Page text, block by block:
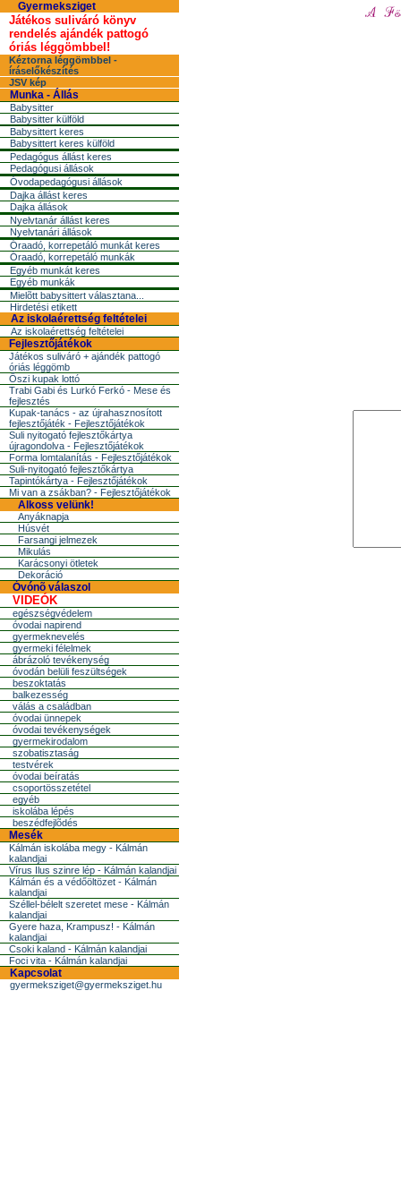
Gyermeksziget
Játékos suliváró könyv
rendelés ajándék pattogó
óriás léggömbbel!
Kéztorna léggömbbel -
íráselőkészítés
JSV kép
Munka - Állás
Babysitter
Babysitter külföld
Babysittert keres
Babysittert keres külföld
Pedagógus állást keres
Pedagógusi állások
Óvodapedagógusi állások
Dajka állást keres
Dajka állások
Nyelvtanár állást keres
Nyelvtanári állások
Óraadó, korrepetáló munkát keres
Óraadó, korrepetáló munkák
Egyéb munkát keres
Egyéb munkák
Mielõtt babysittert választana...
Hirdetési etikett
Az iskolaérettség feltételei
Az iskolaérettség feltételei
Fejlesztőjátékok
Játékos suliváró + ajándék pattogó
óriás léggömb
Őszi kupak lottó
Trabi Gabi és Lurkó Ferkó - Mese és
fejlesztés
Kupak-tanács - az újrahasznosított
fejlesztőjáték - Fejlesztőjátékok
Suli nyitogató fejlesztőkártya
újragondolva - Fejlesztőjátékok
Forma lomtalanítás - Fejlesztőjátékok
Suli-nyitogató fejlesztőkártya
Tapintókártya - Fejlesztőjátékok
Mi van a zsákban? - Fejlesztőjátékok
Alkoss velünk!
Anyáknapja
Húsvét
Farsangi jelmezek
Mikulás
Karácsonyi ötletek
Dekoráció
Óvónõ válaszol
VIDEÓK
egészségvédelem
óvodai napirend
gyermeknevelés
gyermeki félelmek
ábrázoló tevékenység
óvodán belüli feszültségek
beszoktatás
balkezesség
válás a családban
óvodai ünnepek
óvodai tevékenységek
gyermekirodalom
szobatisztaság
testvérek
óvodai beíratás
csoportösszetétel
egyéb
iskolába lépés
beszédfejlõdés
Mesék
Kálmán iskolába megy - Kálmán
kalandjai
Vírus Ilus szinre lép - Kálmán kalandjai
Kálmán és a védőöltözet - Kálmán
kalandjai
Széllel-bélelt szeretet mese - Kálmán
kalandjai
Gyere haza, Krampusz! - Kálmán
kalandjai
Csoki kaland - Kálmán kalandjai
Foci vita - Kálmán kalandjai
Kapcsolat
gyermeksziget@gyermeksziget.hu